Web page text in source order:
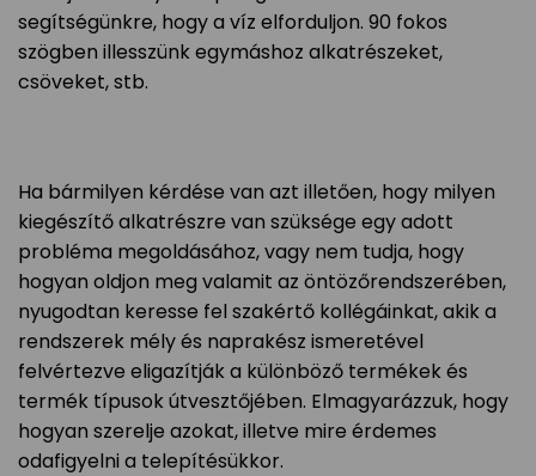
segítségünkre, hogy a víz elforduljon. 90 fokos
szögben illesszünk egymáshoz alkatrészeket,
csöveket, stb.
Ha bármilyen kérdése van azt illetően, hogy milyen
kiegészítő alkatrészre van szüksége egy adott
probléma megoldásához, vagy nem tudja, hogy
hogyan oldjon meg valamit az öntözőrendszerében,
nyugodtan keresse fel szakértő kollégáinkat, akik a
rendszerek mély és naprakész ismeretével
felvértezve eligazítják a különböző termékek és
termék típusok útvesztőjében. Elmagyarázzuk, hogy
hogyan szerelje azokat, illetve mire érdemes
odafigyelni a telepítésükkor.